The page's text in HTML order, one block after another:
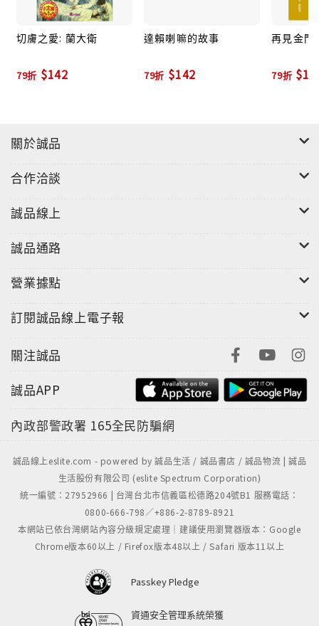
切膚之愛: 蘭大衛
79折 $142
達賴喇嘛的故事
79折 $142
再見金門
79折
關於誠品
合作洽談
誠品線上
誠品通路
營業據點
訂閱誠品線上電子報
關注誠品
誠品APP
內政部警政署 165全民防騙網
誠品線上eslite.com - powered by 誠品生活 / 誠品書店 / 誠品物流 | 誠品
生活股份有限公司 (eslite Spectrum Corporation)
統一編號：27952966 | 台灣台北市信義區松德路204號B1 服務電話：
0800-666-798／+886-2-8789-8921
本網站已依台灣網站內容分級規定處理｜建議使用瀏覽器版本：Google
Chrome版本60以上 / Firefox版本48以上 / Safari 版本11以上
Passkey Pledge
資通安全管理系統榮獲